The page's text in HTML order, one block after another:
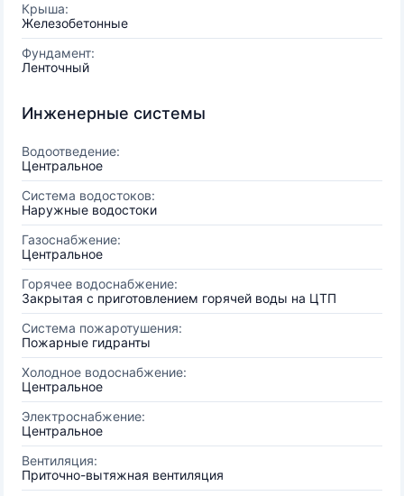
Крыша:
Железобетонные
Фундамент:
Ленточный
Инженерные системы
Водоотведение:
Центральное
Система водостоков:
Наружные водостоки
Газоснабжение:
Центральное
Горячее водоснабжение:
Закрытая с приготовлением горячей воды на ЦТП
Система пожаротушения:
Пожарные гидранты
Холодное водоснабжение:
Центральное
Электроснабжение:
Центральное
Вентиляция:
Приточно-вытяжная вентиляция